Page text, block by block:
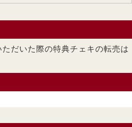
だいた際の特典チェキの転売は
い。